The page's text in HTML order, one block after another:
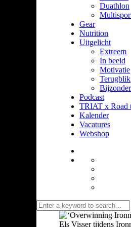
Duathlon
Gear
Nutrition
Uitgelicht
Extreem
In beeld
Motivatie
Terugblik
Podcast
TRIAT x Road
Kalender
Vacatures
Webshop
Els Visser tijdens